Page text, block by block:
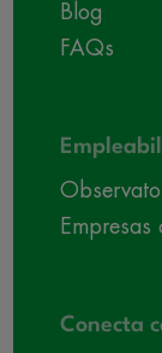
Blog
FAQs
Conecta